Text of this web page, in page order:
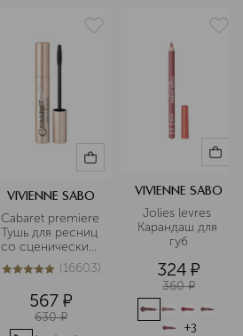
VIVIENNE SABO
Cabaret premiere
Тушь для ресниц
со сценическим
эффектом
5из 516603 (16603)
567 ¤
630 ¤
VIVIENNE SABO
Jolies levres
Карандаш для
губ
324 ¤
360 ¤
+3